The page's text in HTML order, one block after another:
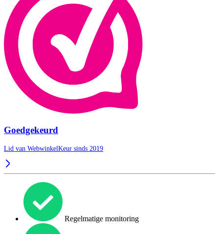
Goedgekeurd
Lid van WebwinkelKeur sinds 2019
Regelmatige monitoring